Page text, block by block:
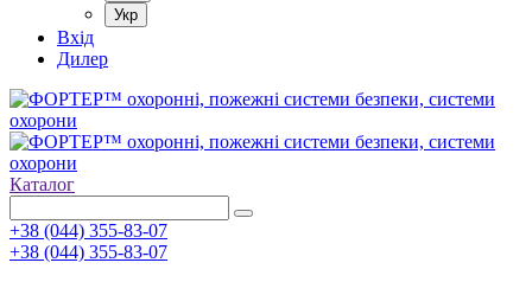
Укр
Вхід
Дилер
Каталог
+38 (044) 355-83-07
+38 (044) 355-83-07